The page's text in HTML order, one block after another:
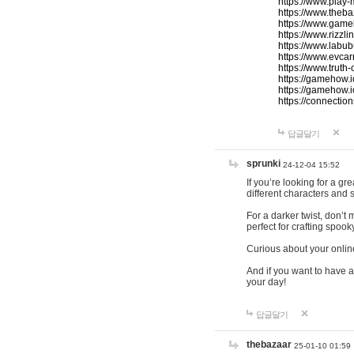
https://
https://
https://
https://
https://
https://
https://
https://
https://
답글달기
sprunki 24-12-04 15:52
If you’re looking for a
different characters and
For a darker twist, don’t
perfect for crafting
Curious about your
And if you want to have
your day!
답글달기
thebazaar 25-01-10 01:59